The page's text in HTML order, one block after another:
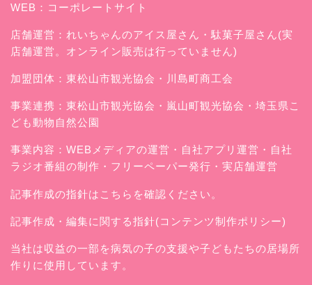
WEB： コーポレートサイト
店舗運営： れいちゃんのアイス屋さん ・駄菓子屋さん(実
店舗運営。オンライン販売は行っていません)
加盟団体：東松山市観光協会・川島町商工会
事業連携：東松山市観光協会・嵐山町観光協会・埼玉県こ
ども動物自然公園
事業内容：WEBメディアの運営・自社アプリ運営・自社
ラジオ番組の制作・フリーペーパー発行・実店舗運営
記事作成の指針はこちらを確認ください。
記事作成・編集に関する指針(コンテンツ制作ポリシー)
当社は収益の一部を病気の子の支援や子どもたちの居場所
作りに使用しています。